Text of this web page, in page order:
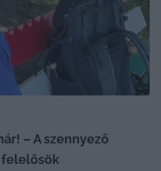
– A szennyező
felelősök